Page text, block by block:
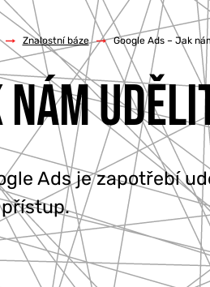
/ Znalostní báze / Google Ads – Jak
NÁM
Ads je zapotřebí
přístup.